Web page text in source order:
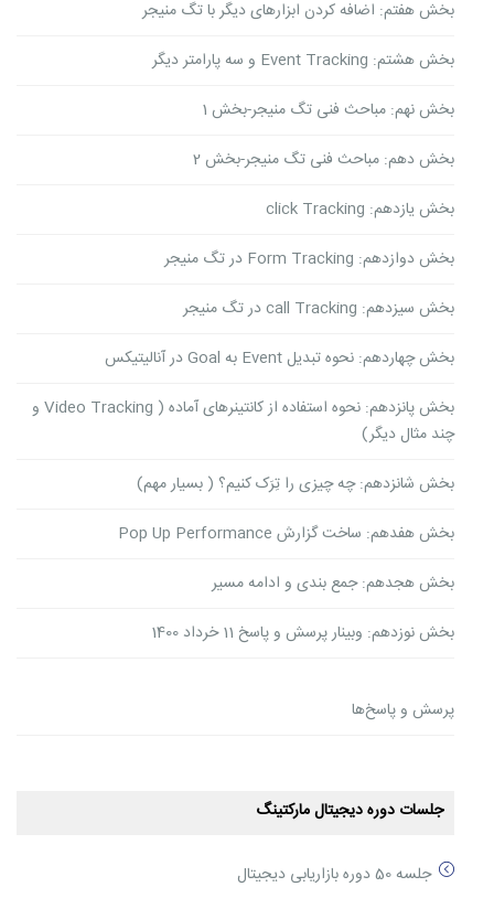
بخش هفتم: اضافه کردن ابزارهای دیگر با تگ منیجر
بخش هشتم: Event Tracking و سه پارامتر دیگر
بخش نهم: مباحث فنی تگ منیجر-بخش 1
بخش دهم: مباحث فنی تگ منیجر-بخش 2
بخش یازدهم: click Tracking
بخش دوازدهم: Form Tracking در تگ منیجر
بخش سیزدهم: call Tracking در تگ منیجر
بخش چهاردهم: نحوه تبدیل Event به Goal در آنالیتیکس
بخش پانزدهم: نحوه استفاده از کانتینرهای آماده ( Video Tracking و
چند مثال دیگر)
بخش شانزدهم: چه چیزی را تِرَک کنیم؟ ( بسیار مهم)
بخش هفدهم: ساخت گزارش Pop Up Performance
بخش هجدهم: جمع بندی و ادامه مسیر
بخش نوزدهم: وبینار پرسش و پاسخ 11 خرداد 1400
پرسش و پاسخ‌ها
جلسات دوره دیجیتال مارکتینگ
جلسه 50 دوره بازاریابی دیجیتال